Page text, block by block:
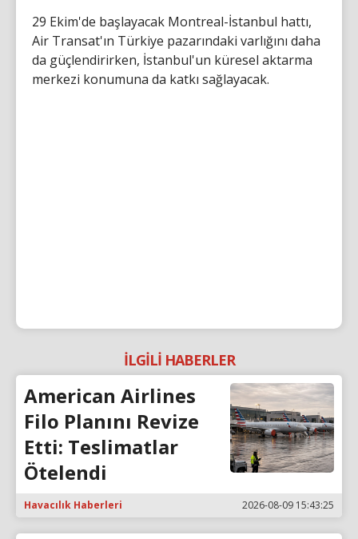
29 Ekim'de başlayacak Montreal-İstanbul hattı,
Air Transat'ın Türkiye pazarındaki varlığını daha
da güçlendirirken, İstanbul'un küresel aktarma
merkezi konumuna da katkı sağlayacak.
İLGİLİ HABERLER
American Airlines
Filo Planını Revize
Etti: Teslimatlar
Ötelendi
Havacılık Haberleri 2026-08-09 15:43:25